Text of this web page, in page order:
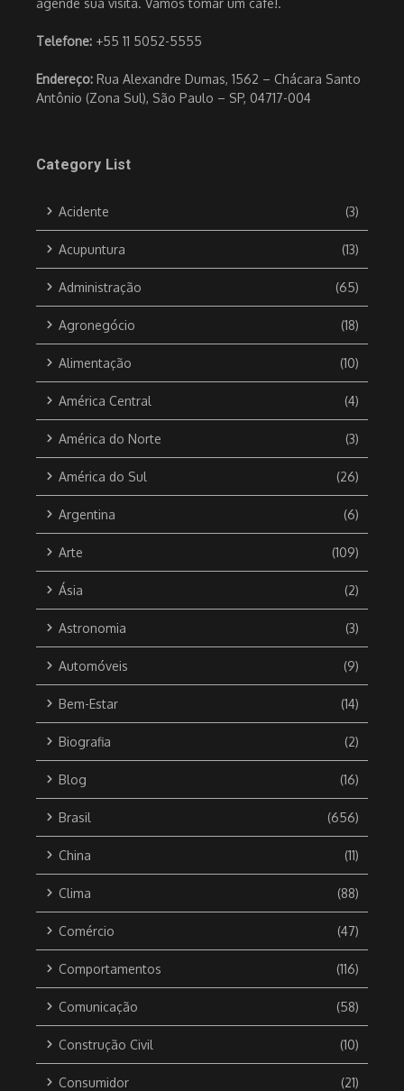
Telefone: +55 11 5052-5555
Endereço: Rua Alexandre Dumas, 1562 – Chácara Santo
Antônio (Zona Sul), São Paulo – SP, 04717-004
Category List
Acidente (3)
Acupuntura (13)
Administração (65)
Agronegócio (18)
Alimentação (10)
América Central (4)
América do Norte (3)
América do Sul (26)
Argentina (6)
Arte (109)
Ásia (2)
Astronomia (3)
Automóveis (9)
Bem-Estar (14)
Biografia (2)
Blog (16)
Brasil (656)
China (11)
Clima (88)
Comércio (47)
Comportamentos (116)
Comunicação (58)
Construção Civil (10)
Consumidor (21)